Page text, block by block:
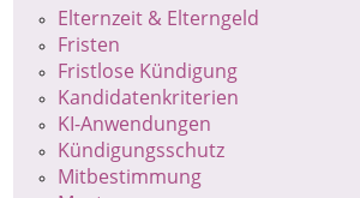
Elternzeit & Elterngeld
Fristen
Fristlose Kündigung
Kandidatenkriterien
KI-Anwendungen
Kündigungsschutz
Mitbestimmung